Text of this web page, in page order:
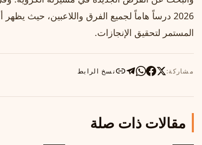
2026 درساً هاماً لجميع الفرق واللاعبين، حيث
المستمر لتحقيق الإنجازات.
مشاركة: نسخ الرابط
مقالات ذات صلة